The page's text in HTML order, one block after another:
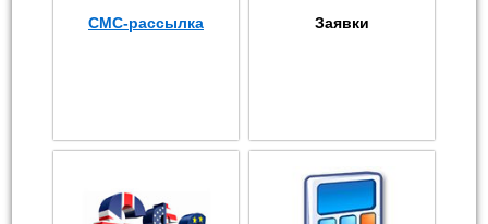
СМС-рассылка Заявки